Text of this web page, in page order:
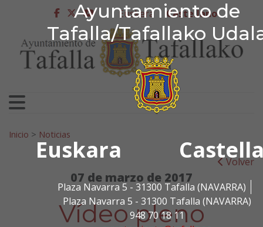
Ayuntamiento de
Tafalla/Tafallako
Euskara
Plaza Navarra 5 - 31300 Tafalla (NAVARRA)
Plaza Navarra 5 - 31300 Tafalla (NAVARRA)
948 70 18 11
Ir al contenido
Ayuntamiento de
facebook
twitter
youtube
Euskera Castellano
Search for:
Inicio > Noticias
Volver
07 de marzo de 2017
Vídeo pleno